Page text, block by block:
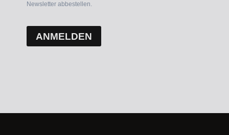
Newsletter abbestellen.
ANMELDEN